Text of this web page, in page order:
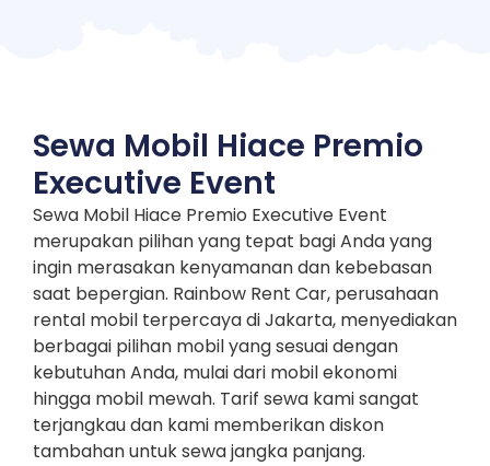
Sewa Mobil Hiace Premio
Executive Event
Sewa Mobil Hiace Premio Executive Event
merupakan pilihan yang tepat bagi Anda yang
ingin merasakan kenyamanan dan kebebasan
saat bepergian. Rainbow Rent Car, perusahaan
rental mobil terpercaya di Jakarta, menyediakan
berbagai pilihan mobil yang sesuai dengan
kebutuhan Anda, mulai dari mobil ekonomi
hingga mobil mewah. Tarif sewa kami sangat
terjangkau dan kami memberikan diskon
tambahan untuk sewa jangka panjang.